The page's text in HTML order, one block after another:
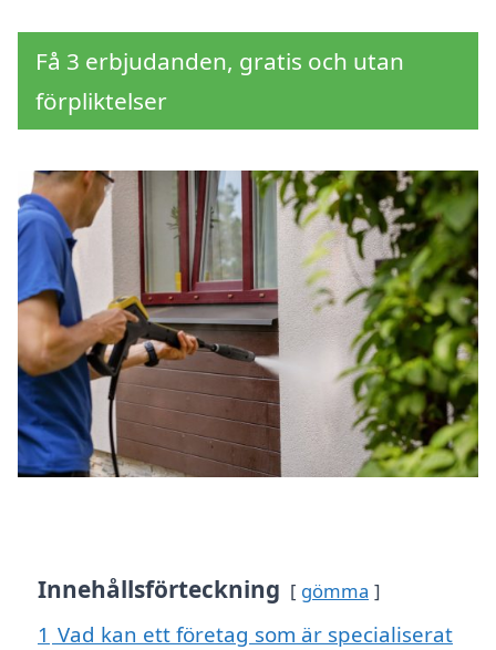
Få 3 erbjudanden, gratis och utan
förpliktelser
Innehållsförteckning gömma
1 Vad kan ett företag som är specialiserat